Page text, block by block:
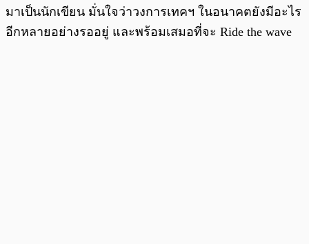
มาเป็นนักเขียน มั่นใจว่าวงการเทคฯ ในอนาคตยังมีอะไร
อีกหลายอย่างรออยู่ และพร้อมเสมอที่จะ Ride the wave